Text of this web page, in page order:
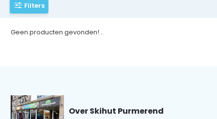
Filters
Geen producten gevonden!...
Over Skihut Purmerend